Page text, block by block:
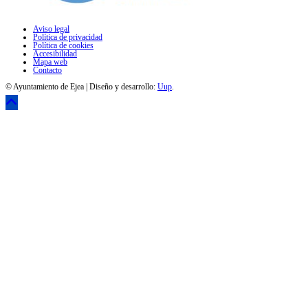
Aviso legal
Política de privacidad
Política de cookies
Accesibilidad
Mapa web
Contacto
© Ayuntamiento de Ejea | Diseño y desarrollo: Uup.